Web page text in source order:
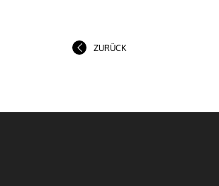
ZURÜCK